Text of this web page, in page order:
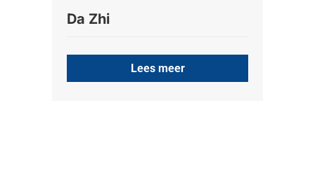
Da Zhi
Lees meer